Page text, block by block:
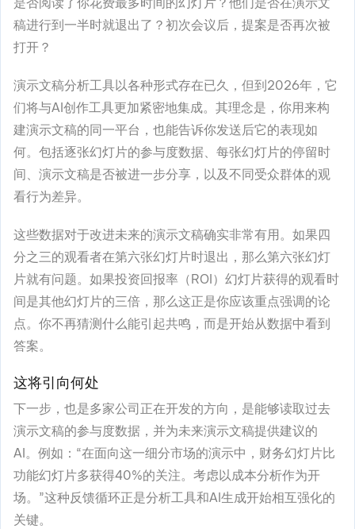
稿进行到一半时就退出了？初次会议后，提案是否再次被
打开？
演示文稿分析工具以各种形式存在已久，但到2026年，它
们将与AI创作工具更加紧密地集成。其理念是，你用来构
建演示文稿的同一平台，也能告诉你发送后它的表现如
何。包括逐张幻灯片的参与度数据、每张幻灯片的停留时
间、演示文稿是否被进一步分享，以及不同受众群体的观
看行为差异。
这些数据对于改进未来的演示文稿确实非常有用。如果四
分之三的观看者在第六张幻灯片时退出，那么第六张幻灯
片就有问题。如果投资回报率（ROI）幻灯片获得的观看时
间是其他幻灯片的三倍，那么这正是你应该重点强调的论
点。你不再猜测什么能引起共鸣，而是开始从数据中看到
答案。
这将引向何处
下一步，也是多家公司正在开发的方向，是能够读取过去
演示文稿的参与度数据，并为未来演示文稿提供建议的
AI。例如：“在面向这一细分市场的演示中，财务幻灯片比
功能幻灯片多获得40%的关注。考虑以成本分析作为开
场。”这种反馈循环正是分析工具和AI生成开始相互强化的
关键。